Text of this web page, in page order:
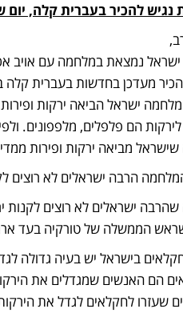
להכיר בעברית קלה, יום שני,
נמצאת במלחמה עם אויב
מעדכן בחדשות בעברית קלה
ישראל הביאה ירקות
הם פלפלים, מלפפונים.
מביאה ירקות ופירות
הרבה ישראלים לא רוצים
ישראלים לא רוצים לקנות
הממשלה של טורקיה בעד
בישראל יש בעיה גדולה
הם האנשים שמגדלים את
שעזרו לחקלאים לגדל את